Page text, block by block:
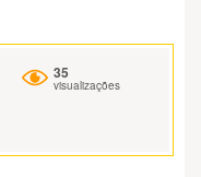
35
visualizações